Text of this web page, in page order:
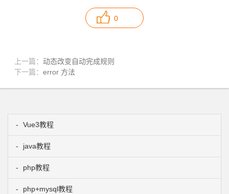
0
上一篇： 动态改变自动完成规则
下一篇： error 方法
Vue3教程
java教程
php教程
php+mysql教程